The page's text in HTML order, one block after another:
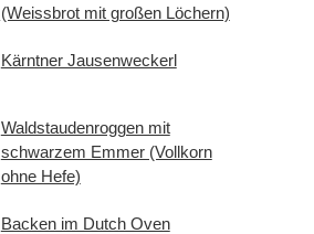
(Weissbrot mit großen Löchern)
Kärntner Jausenweckerl
Waldstaudenroggen mit
schwarzem Emmer (Vollkorn
ohne Hefe)
Backen im Dutch Oven